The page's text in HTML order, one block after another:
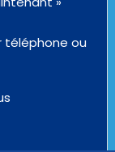
téléphone ou